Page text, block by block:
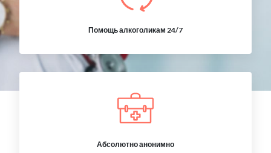
Помощь алкоголикам 24/7
Абсолютно анонимно